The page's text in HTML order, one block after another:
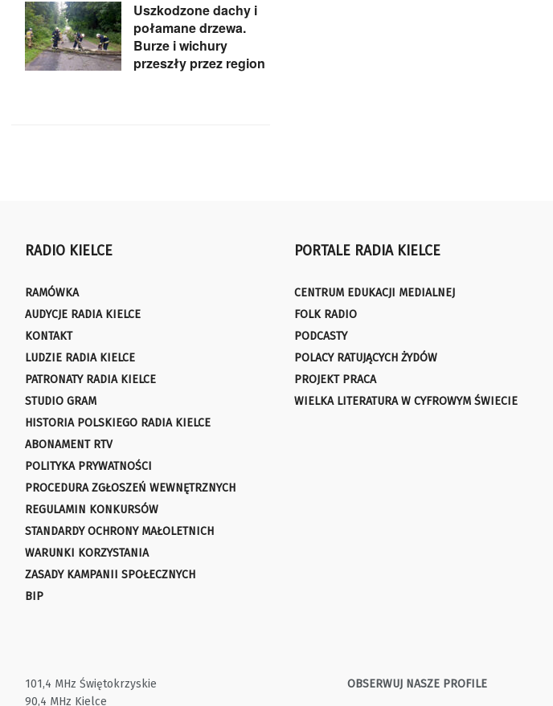
Uszkodzone dachy i
połamane drzewa.
Burze i wichury
przeszły przez region
RADIO KIELCE
RAMÓWKA
AUDYCJE RADIA KIELCE
KONTAKT
LUDZIE RADIA KIELCE
PATRONATY RADIA KIELCE
STUDIO GRAM
HISTORIA POLSKIEGO RADIA KIELCE
ABONAMENT RTV
POLITYKA PRYWATNOŚCI
PROCEDURA ZGŁOSZEŃ WEWNĘTRZNYCH
REGULAMIN KONKURSÓW
STANDARDY OCHRONY MAŁOLETNICH
WARUNKI KORZYSTANIA
ZASADY KAMPANII SPOŁECZNYCH
BIP
PORTALE RADIA KIELCE
CENTRUM EDUKACJI MEDIALNEJ
FOLK RADIO
PODCASTY
POLACY RATUJĄCYCH ŻYDÓW
PROJEKT PRACA
WIELKA LITERATURA W CYFROWYM ŚWIECIE
101,4 MHz Świętokrzyskie
90,4 MHz Kielce
OBSERWUJ NASZE PROFILE